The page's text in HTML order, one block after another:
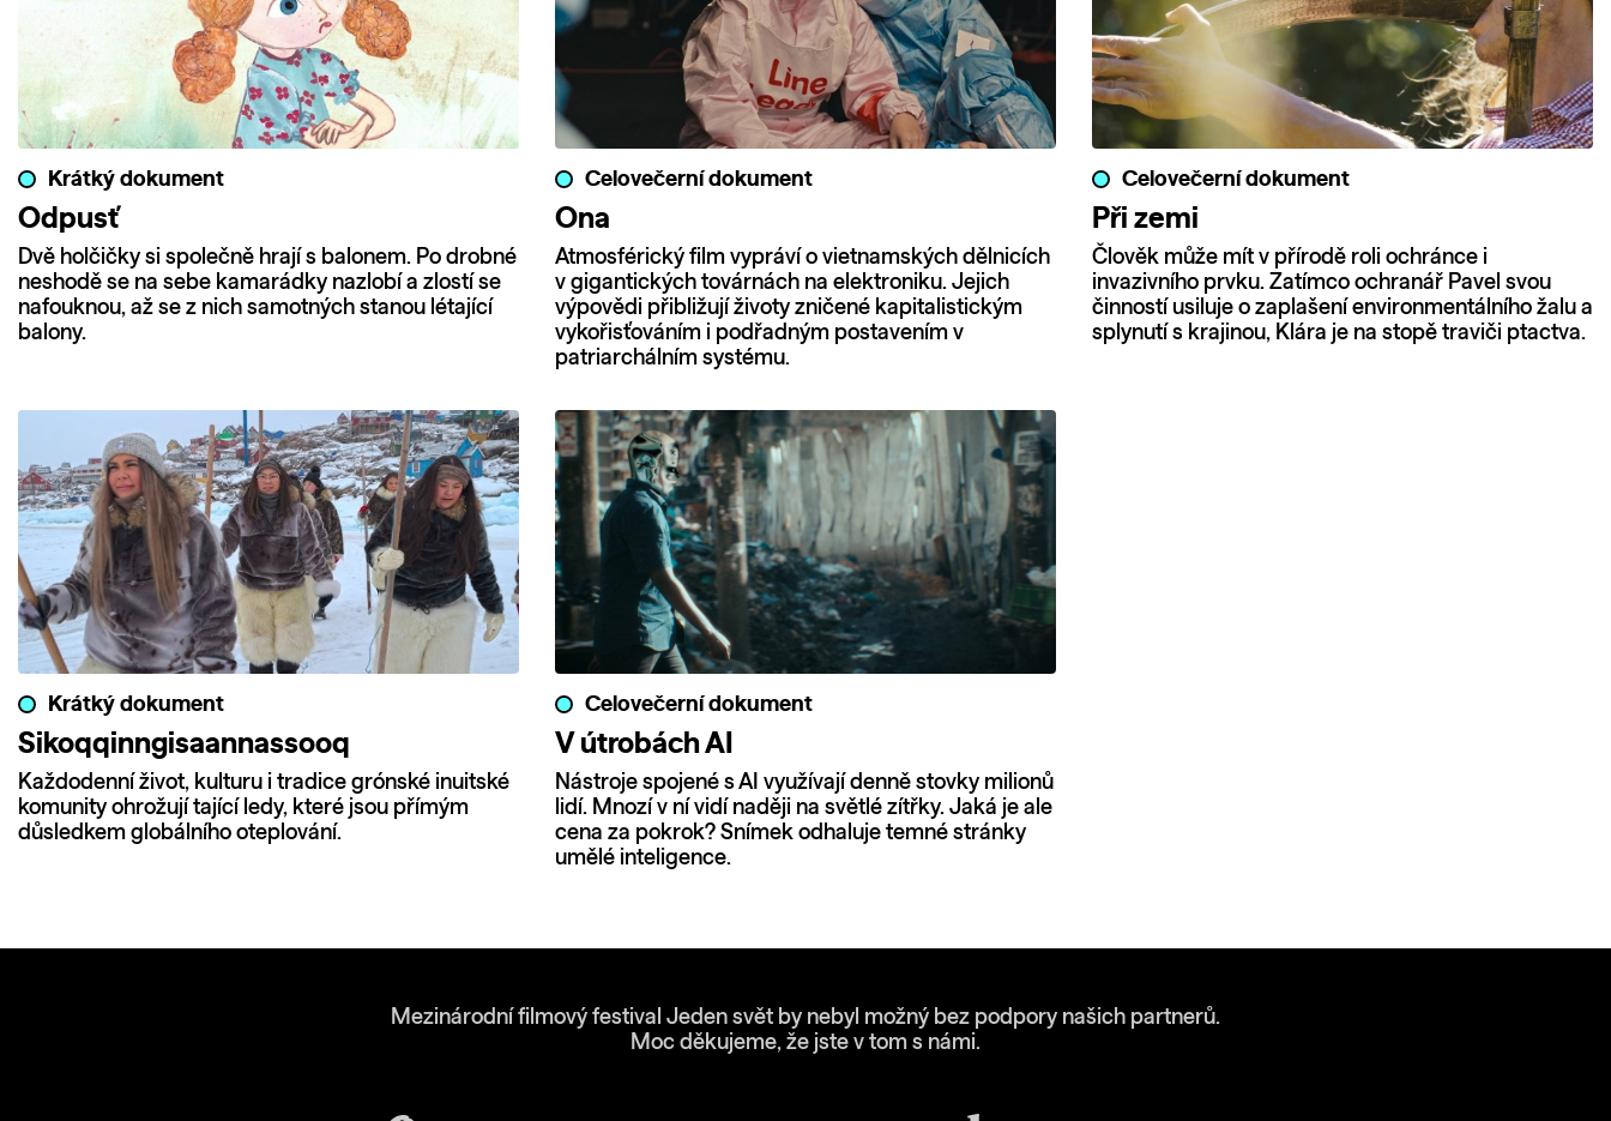
Krátký dokument
Odpusť
Dvě holčičky si společně hrají s balonem. Po drobné
neshodě se na sebe kamarádky nazlobí a zlostí se
nafouknou, až se z nich samotných stanou létající
balony.
Celovečerní dokument
Ona
Atmosférický film vypráví o vietnamských dělnicích
v gigantických továrnách na elektroniku. Jejich
výpovědi přibližují životy zničené kapitalistickým
vykořisťováním i podřadným postavením v
patriarchálním systému.
Celovečerní dokument
Při zemi
Člověk může mít v přírodě roli ochránce i
invazivního prvku. Zatímco ochranář Pavel svou
činností usiluje o zaplašení environmentálního žalu a
splynutí s krajinou, Klára je na stopě traviči ptactva.
Krátký dokument
Sikoqqinngisaannassooq
Každodenní život, kulturu i tradice grónské inuitské
komunity ohrožují tající ledy, které jsou přímým
důsledkem globálního oteplování.
Celovečerní dokument
V útrobách AI
Nástroje spojené s AI využívají denně stovky milionů
lidí. Mnozí v ní vidí naději na světlé zítřky. Jaká je ale
cena za pokrok? Snímek odhaluje temné stránky
umělé inteligence.
Mezinárodní filmový festival Jeden svět by nebyl možný bez podpory našich partnerů.
Moc děkujeme, že jste v tom s námi.